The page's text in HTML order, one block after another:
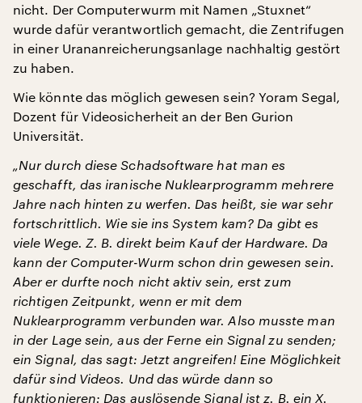
nicht. Der Computerwurm mit Namen „Stuxnet“
wurde dafür verantwortlich gemacht, die Zentrifugen
in einer Urananreicherungsanlage nachhaltig gestört
zu haben.
Wie könnte das möglich gewesen sein? Yoram Segal,
Dozent für Videosicherheit an der Ben Gurion
Universität.
„Nur durch diese Schadsoftware hat man es
geschafft, das iranische Nuklearprogramm mehrere
Jahre nach hinten zu werfen. Das heißt, sie war sehr
fortschrittlich. Wie sie ins System kam? Da gibt es
viele Wege. Z. B. direkt beim Kauf der Hardware. Da
kann der Computer-Wurm schon drin gewesen sein.
Aber er durfte noch nicht aktiv sein, erst zum
richtigen Zeitpunkt, wenn er mit dem
Nuklearprogramm verbunden war. Also musste man
in der Lage sein, aus der Ferne ein Signal zu senden;
ein Signal, das sagt: Jetzt angreifen! Eine Möglichkeit
dafür sind Videos. Und das würde dann so
funktionieren: Das auslösende Signal ist z. B. ein X.